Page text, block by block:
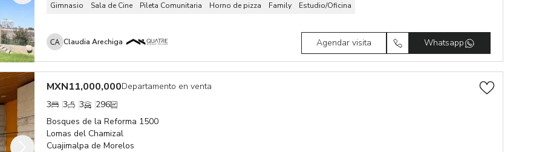
Gimnasio Sala de Cine Pileta Comunitaria Horno de pizza Family Estudio/Oficina
Claudia Arechiga Agendar visita Whatsapp
MXN11,000,000Departamento en venta
3
3 3
296
Bosques de la Reforma 1500
Lomas del Chamizal
Cuajimalpa de Morelos